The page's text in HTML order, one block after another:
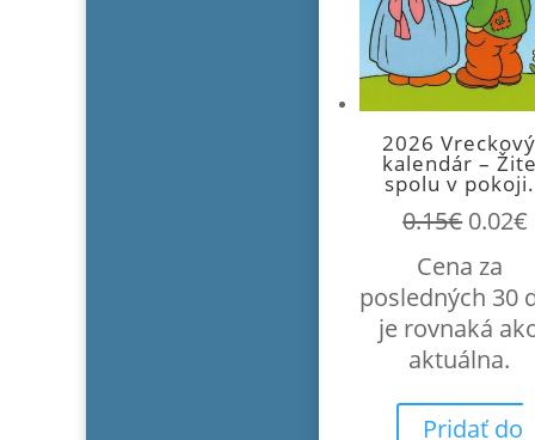
2026 Vreckový
kalendár – Žite
spolu v pokoji.
0.15€
bola:
0.15€.
0.02€
Cena za
posledných 30
je rovnaká
aktuálna.
Pridať do